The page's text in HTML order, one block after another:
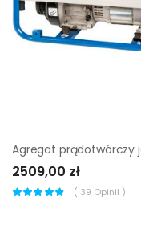
2509,00 zł
( 39 Opinii )